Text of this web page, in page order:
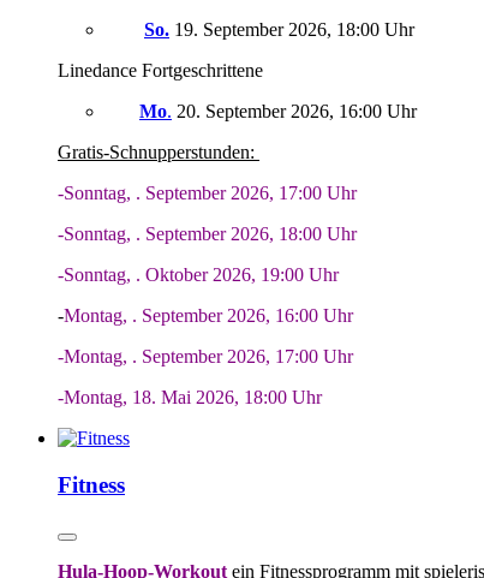
So. 19. September 2026, 18:00 Uhr
Linedance Fortgeschrittene
Mo. 20. September 2026, 16:00 Uhr
Gratis-Schnupperstunden:
-Sonntag, . September 2026, 17:00 Uhr
-Sonntag, . September 2026, 18:00 Uhr
-Sonntag, . Oktober 2026, 19:00 Uhr
-Montag, . September 2026, 16:00 Uhr
-Montag, . September 2026, 17:00 Uhr
-Montag, 18. Mai 2026, 18:00 Uhr
Fitness
Hula-Hoop-Workout ein Fitnessprogramm mit